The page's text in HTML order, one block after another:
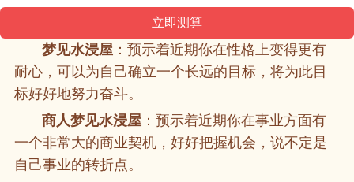
梦见水浸屋 ：预示着近期你在性格上变得更有
耐心，可以为自己确立一个长远的目标，将为此目
标好好地努力奋斗。
商人梦见水浸屋 ：预示着近期你在事业方面有
一个非常大的商业契机，好好把握机会，说不定是
自己事业的转折点。